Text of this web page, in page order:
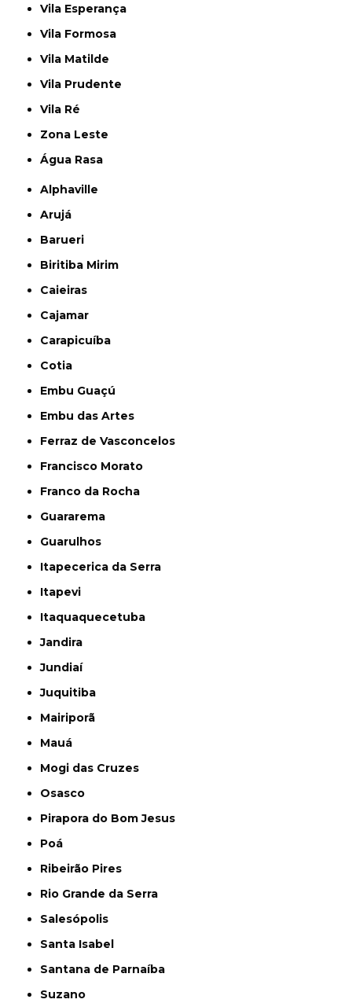
Vila Esperança
Vila Formosa
Vila Matilde
Vila Prudente
Vila Ré
Zona Leste
Água Rasa
Alphaville
Arujá
Barueri
Biritiba Mirim
Caieiras
Cajamar
Carapicuíba
Cotia
Embu Guaçú
Embu das Artes
Ferraz de Vasconcelos
Francisco Morato
Franco da Rocha
Guararema
Guarulhos
Itapecerica da Serra
Itapevi
Itaquaquecetuba
Jandira
Jundiaí
Juquitiba
Mairiporã
Mauá
Mogi das Cruzes
Osasco
Pirapora do Bom Jesus
Poá
Ribeirão Pires
Rio Grande da Serra
Salesópolis
Santa Isabel
Santana de Parnaíba
Suzano